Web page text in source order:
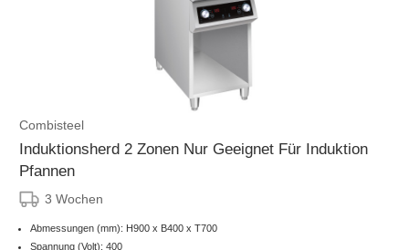
Combisteel
Induktionsherd 2 Zonen Nur Geeignet Für Induktion
Pfannen
3 Wochen
Abmessungen (mm): H900 x B400 x T700
Spannung (Volt): 400